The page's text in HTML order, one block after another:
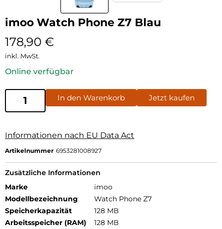
imoo Watch Phone Z7 Blau
178,90 €
inkl. MwSt.
Online verfügbar
In den Warenkorb Jetzt kaufen
Informationen nach EU Data Act
Artikelnummer 6953281008927
Zusätzliche Informationen
Marke
imoo
Modellbezeichnung
Watch Phone Z7
Speicherkapazität
128 MB
Arbeitsspeicher (RAM)
128 MB